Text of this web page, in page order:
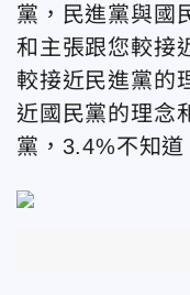
黨，民進黨與國
和主張跟您較接
較接近民進黨的
近國民黨的理念
黨，3.4%不知道